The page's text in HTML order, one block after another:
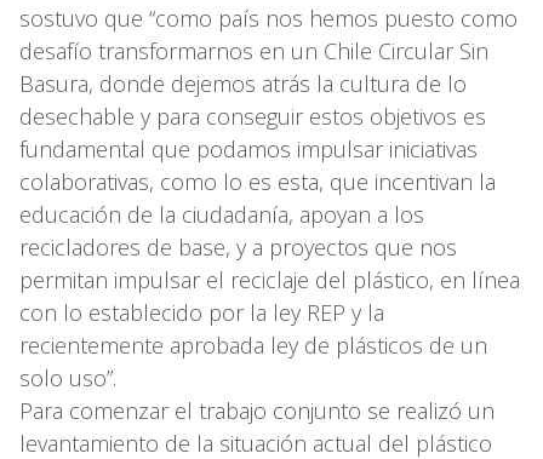
sostuvo que “como país nos hemos puesto como
desafío transformarnos en un Chile Circular Sin
Basura, donde dejemos atrás la cultura de lo
desechable y para conseguir estos objetivos es
fundamental que podamos impulsar iniciativas
colaborativas, como lo es esta, que incentivan la
educación de la ciudadanía, apoyan a los
recicladores de base, y a proyectos que nos
permitan impulsar el reciclaje del plástico, en línea
con lo establecido por la ley REP y la
recientemente aprobada ley de plásticos de un
solo uso”.
Para comenzar el trabajo conjunto se realizó un
levantamiento de la situación actual del plástico